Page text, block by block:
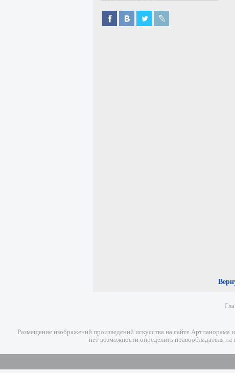
Размещение изображений произведений искусства на сайте
нет возможности определить правообладателя